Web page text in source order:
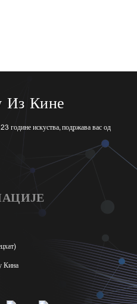
Из Кине
године искуства, подржава вас од
Кина